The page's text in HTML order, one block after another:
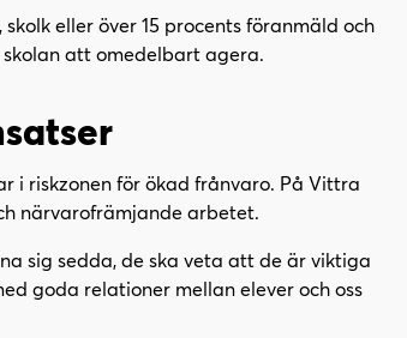
eller över 15 procents föranmäld och
att omedelbart agera.
i riskzonen för ökad frånvaro. På Vittra
närvarofrämjande arbetet.
sig sedda, de ska veta att de är viktiga
goda relationer mellan elever och oss